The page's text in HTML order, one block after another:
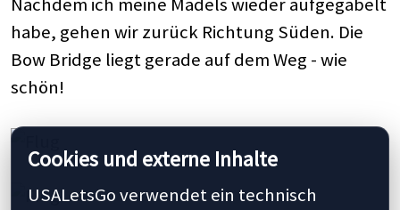
Nachdem ich meine Mädels wieder aufgegabelt
habe, gehen wir zurück Richtung Süden. Die
Bow Bridge liegt gerade auf dem Weg - wie
schön!
Cookies und externe Inhalte
USALetsGo verwendet ein technisch